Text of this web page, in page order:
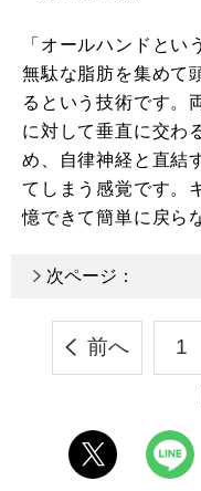
「オールハンドと
無駄な脂肪を集めて
るという技術です。
に対して垂直に交わ
め、自律神経と直結
てしまう感覚です。
憶できて簡単に戻ら
次ページ：
前へ 1